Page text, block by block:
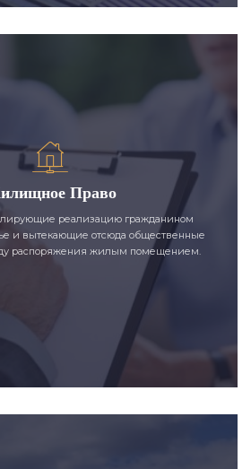
Право
реализацию гражданином
и вытекающие отсюда общественные
распоряжения жилым помещением.